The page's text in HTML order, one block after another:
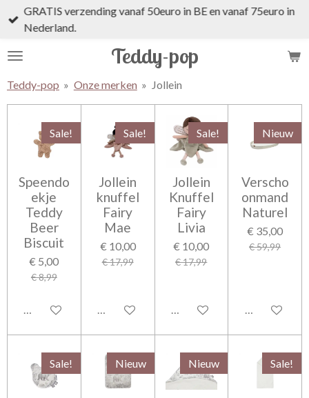
Ga
direct
de
hoofdinhoud
Teddy-pop
GRATIS verzending vanaf 50euro in BE en vanaf 75euro in
Nederland.
Teddy-pop » Onze merken » Jollein
Sale!
Speendo
ekje
Teddy
Beer
Biscuit
€ 5,00
€ 8,99
In winkelwagen
Sale!
Jollein
knuffel
Fairy
Mae
€ 10,00
€ 17,99
In winkelwagen
Sale!
Jollein
Knuffel
Fairy
Livia
€ 10,00
€ 17,99
In winkelwagen
Nieuw
Verscho
onmand
Naturel
€ 35,00
€ 59,99
In
Sale! Nieuw Nieuw Sale!